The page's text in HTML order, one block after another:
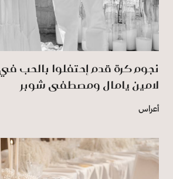
لامين يامال ومصطفى شوبر
أعراس